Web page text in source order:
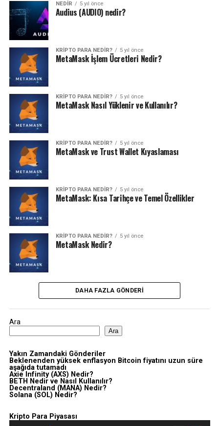
NEDIR 5 yıl önce
Audius (AUDIO) nedir?
KRIPTO PARA NEDIR? 5 yıl önce
MetaMask İşlem Ücretleri Nedir?
KRIPTO PARA NEDIR? 5 yıl önce
MetaMask Nasıl Yüklenir ve Kullanılır?
KRIPTO PARA NEDIR? 5 yıl önce
MetaMask ve Trust Wallet Kıyaslaması
KRIPTO PARA NEDIR? 5 yıl önce
MetaMask: Kısa Tarihçe ve Temel Özellikler
KRIPTO PARA NEDIR? 5 yıl önce
MetaMask Nedir?
DAHA FAZLA GÖNDERI
Ara
Ara
Yakın Zamandaki Gönderiler
Beklenenden yüksek enflasyon Bitcoin fiyatını uzun süre
aşağıda tutamadı
Axie Infinity (AXS) Nedir?
BETH Nedir ve Nasıl Kullanılır?
Decentraland (MANA) Nedir?
Solana (SOL) Nedir?
Kripto Para Piyasası